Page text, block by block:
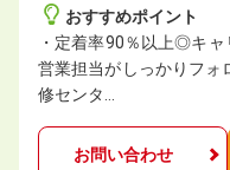
おすすめポイント
・定着率90％以上◎キャ
営業担当がしっかりフ
修センタ…
お問い合わせ